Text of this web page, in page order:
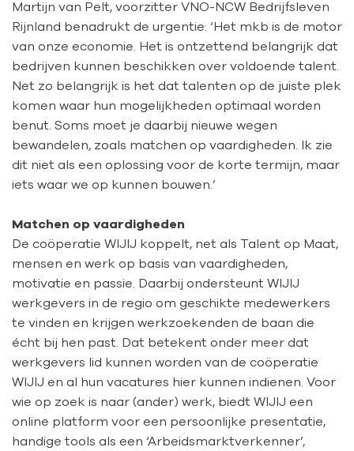
Martijn van Pelt, voorzitter VNO-NCW Bedrijfsleven
Rijnland benadrukt de urgentie: ‘Het mkb is de motor
van onze economie. Het is ontzettend belangrijk dat
bedrijven kunnen beschikken over voldoende talent.
Net zo belangrijk is het dat talenten op de juiste plek
komen waar hun mogelijkheden optimaal worden
benut. Soms moet je daarbij nieuwe wegen
bewandelen, zoals matchen op vaardigheden. Ik zie
dit niet als een oplossing voor de korte termijn, maar
iets waar we op kunnen bouwen.’
Matchen op vaardigheden
De coöperatie WIJIJ koppelt, net als Talent op Maat,
mensen en werk op basis van vaardigheden,
motivatie en passie. Daarbij ondersteunt WIJIJ
werkgevers in de regio om geschikte medewerkers
te vinden en krijgen werkzoekenden de baan die
écht bij hen past. Dat betekent onder meer dat
werkgevers lid kunnen worden van de coöperatie
WIJIJ en al hun vacatures hier kunnen indienen. Voor
wie op zoek is naar (ander) werk, biedt WIJIJ een
online platform voor een persoonlijke presentatie,
handige tools als een ‘Arbeidsmarktverkenner’,